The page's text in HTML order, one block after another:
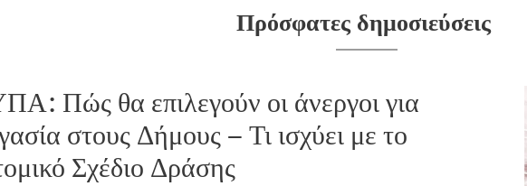
Πρόσφατες δημοσιεύσεις
Πώς θα επιλεγούν οι άνεργοι για
στους Δήμους – Τι ισχύει με το
Σχέδιο Δράσης